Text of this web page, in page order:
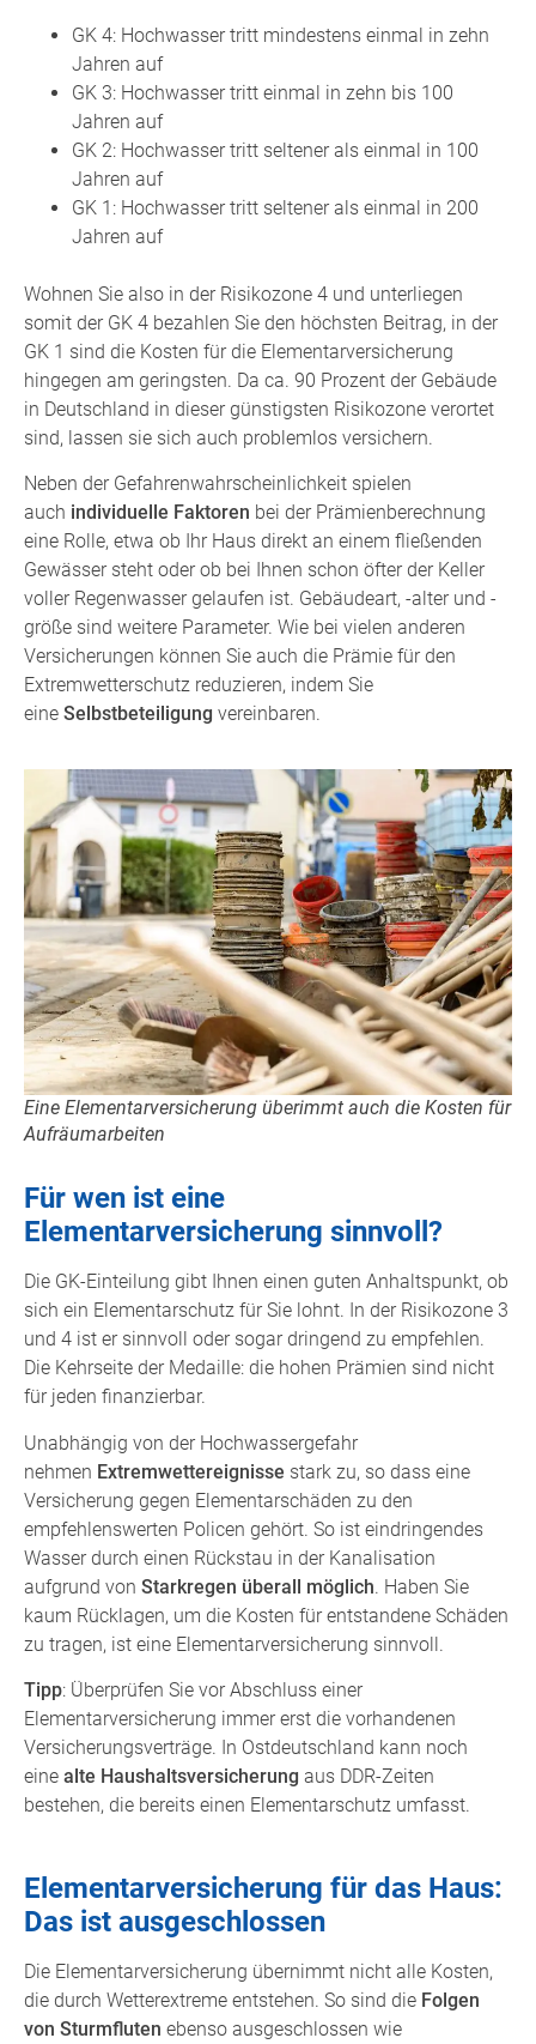
GK 4: Hochwasser tritt mindestens einmal in zehn
Jahren auf
GK 3: Hochwasser tritt einmal in zehn bis 100
Jahren auf
GK 2: Hochwasser tritt seltener als einmal in 100
Jahren auf
GK 1: Hochwasser tritt seltener als einmal in 200
Jahren auf
Wohnen Sie also in der Risikozone 4 und unterliegen
somit der GK 4 bezahlen Sie den höchsten Beitrag, in der
GK 1 sind die Kosten für die Elementarversicherung
hingegen am geringsten. Da ca. 90 Prozent der Gebäude
in Deutschland in dieser günstigsten Risikozone verortet
sind, lassen sie sich auch problemlos versichern.
Neben der Gefahrenwahrscheinlichkeit spielen
auch individuelle Faktoren bei der Prämienberechnung
eine Rolle, etwa ob Ihr Haus direkt an einem fließenden
Gewässer steht oder ob bei Ihnen schon öfter der Keller
voller Regenwasser gelaufen ist. Gebäudeart, -alter und -
größe sind weitere Parameter. Wie bei vielen anderen
Versicherungen können Sie auch die Prämie für den
Extremwetterschutz reduzieren, indem Sie
eine Selbstbeteiligung vereinbaren.
Eine Elementarversicherung überimmt auch die Kosten für
Aufräumarbeiten
Für wen ist eine
Elementarversicherung sinnvoll?
Die GK-Einteilung gibt Ihnen einen guten Anhaltspunkt, ob
sich ein Elementarschutz für Sie lohnt. In der Risikozone 3
und 4 ist er sinnvoll oder sogar dringend zu empfehlen.
Die Kehrseite der Medaille: die hohen Prämien sind nicht
für jeden finanzierbar.
Unabhängig von der Hochwassergefahr
nehmen Extremwettereignisse stark zu, so dass eine
Versicherung gegen Elementarschäden zu den
empfehlenswerten Policen gehört. So ist eindringendes
Wasser durch einen Rückstau in der Kanalisation
aufgrund von Starkregen überall möglich. Haben Sie
kaum Rücklagen, um die Kosten für entstandene Schäden
zu tragen, ist eine Elementarversicherung sinnvoll.
Tipp: Überprüfen Sie vor Abschluss einer
Elementarversicherung immer erst die vorhandenen
Versicherungsverträge. In Ostdeutschland kann noch
eine alte Haushaltsversicherung aus DDR-Zeiten
bestehen, die bereits einen Elementarschutz umfasst.
Elementarversicherung für das Haus:
Das ist ausgeschlossen
Die Elementarversicherung übernimmt nicht alle Kosten,
die durch Wetterextreme entstehen. So sind die Folgen
von Sturmfluten ebenso ausgeschlossen wie